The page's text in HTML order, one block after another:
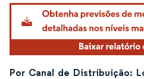
Imagem © Mordor Intelligence. O reuso
Por Canal de Distribuição: